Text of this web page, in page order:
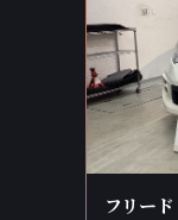
フリー